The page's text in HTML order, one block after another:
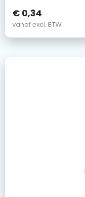
€ 0,34
vanaf excl. BTW